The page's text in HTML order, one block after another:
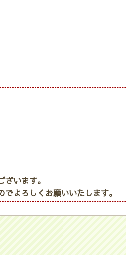
います。
よろしくお願いいたします。